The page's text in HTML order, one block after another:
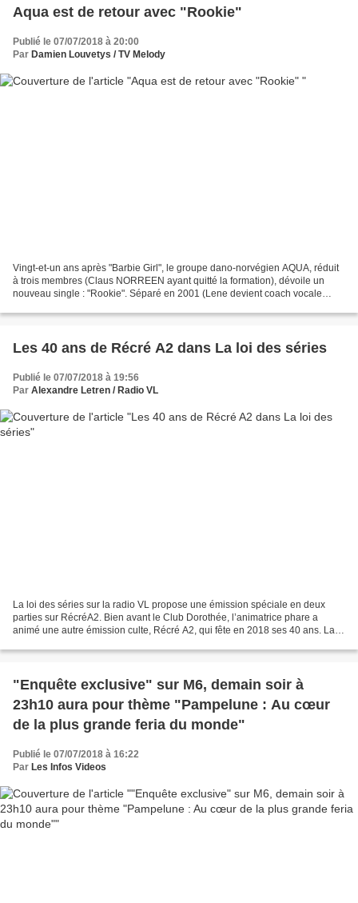
Aqua est de retour avec "Rookie"
Publié le 07/07/2018 à 20:00
Par Damien Louvetys / TV Melody
Vingt-et-un ans après "Barbie Girl", le groupe dano-norvégien AQUA, réduit
à trois membres (Claus NORREEN ayant quitté la formation), dévoile un
nouveau single : "Rookie". Séparé en 2001 (Lene devient coach vocale
Les 40 ans de Récré A2 dans La loi des séries
Publié le 07/07/2018 à 19:56
Par Alexandre Letren / Radio VL
La loi des séries sur la radio VL propose une émission spéciale en deux
parties sur RécréA2. Bien avant le Club Dorothée, l’animatrice phare a
animé une autre émission culte, Récré A2, qui fête en 2018 ses 40 ans. La
"Enquête exclusive" sur M6, demain soir à
23h10 aura pour thème "Pampelune : Au cœur
de la plus grande feria du monde"
Publié le 07/07/2018 à 16:22
Par Les Infos Videos